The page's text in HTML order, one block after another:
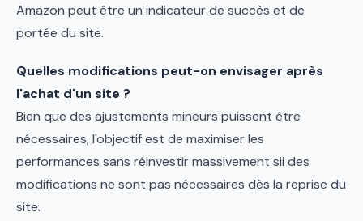
Amazon peut être un indicateur de succès et de
portée du site.
Quelles modifications peut-on envisager après
l'achat d'un site ?
Bien que des ajustements mineurs puissent être
nécessaires, l'objectif est de maximiser les
performances sans réinvestir massivement sii des
modifications ne sont pas nécessaires dès la reprise du
site.